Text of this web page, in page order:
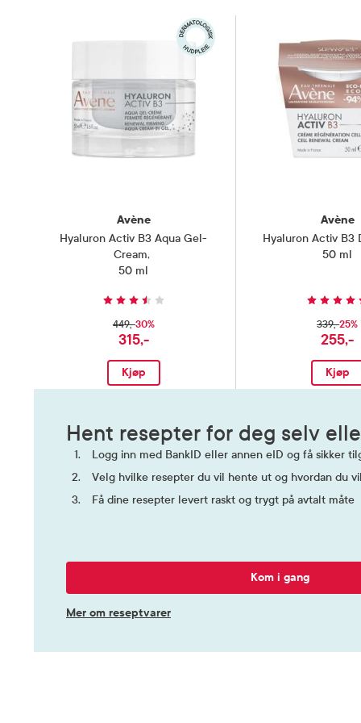
Avène
Hyaluron Activ B3 Aqua Gel-
Cream,
50 ml
449,-30%
315,-
Kjøp
Avène
Hyaluron Activ B3
50 ml
339,-25%
255,-
Kjøp
Hent resepter for deg selv
Logg inn med BankID eller annen eID og få sikker
Velg hvilke resepter du vil hente ut og hvordan du
Få dine resepter levert raskt og trygt på avtalt måte
Kom i gang
Mer om reseptvarer